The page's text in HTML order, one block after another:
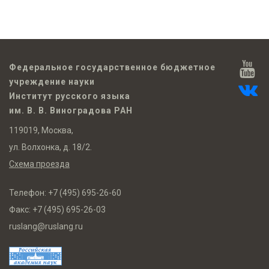
Федеральное государственное бюджетное
учреждение науки
Институт русского языка
им. В. В. Виноградова РАН
119019, Москва,
ул. Волхонка, д. 18/2.
Схема проезда
Телефон: +7 (495) 695-26-60
Факс: +7 (495) 695-26-03
ruslang@ruslang.ru